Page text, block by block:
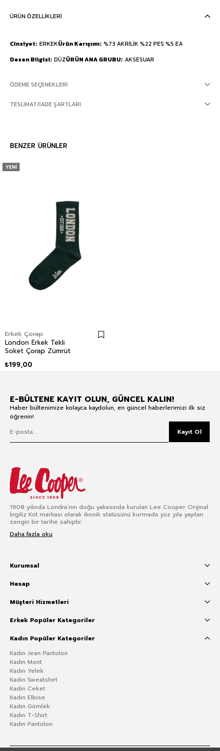
ÜRÜN ÖZELLIKLERI
Cinsiyet ERKEKÜrün Karışımı %73 AKRİLİK %22 PES %5 EA
Desen Bilgisi DÜZÜRÜN ANA GRUBU AKSESUAR
ÖDEME SEÇENEKLERI
TESLIMAT/İADE ŞARTLARI
BENZER ÜRÜNLER
Erkek Çorap
London Erkek Tekli
Soket Çorap Zümrüt
₺199,00
YENI
E-BÜLTENE KAYIT OLUN, GÜNCEL KALIN!
Haber bültenimize kolayca kaydolun, en güncel haberlerimizi ilk siz
öğrenin!
Kayıt Ol
1908 yılında Londra’nın doğu yakasında kurulan Lee Cooper Orijinal
İngiliz Kot markası olarak ikonik statüsünü kurmada yüz yıla yayılan
zengin bir tarihe sahiptir.
Daha fazla oku
Kurumsal
Hesap
Müşteri Hizmetleri
Erkek Popüler Kategoriler
Kadın Popüler Kategoriler
Kadın Jean Pantolon
Kadın Mont
Kadın Yelek
Kadın Sweatshirt
Kadın Ceket
Kadın Elbise
Kadın Gömlek
Kadın T-Shirt
Kadın Pantolon